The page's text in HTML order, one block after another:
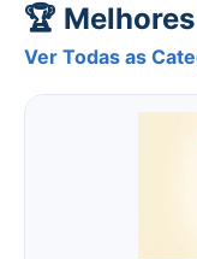
🏆
Ver Todas as